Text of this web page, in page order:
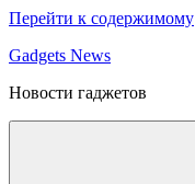
Перейти к содержимому
Gadgets News
Новости гаджетов